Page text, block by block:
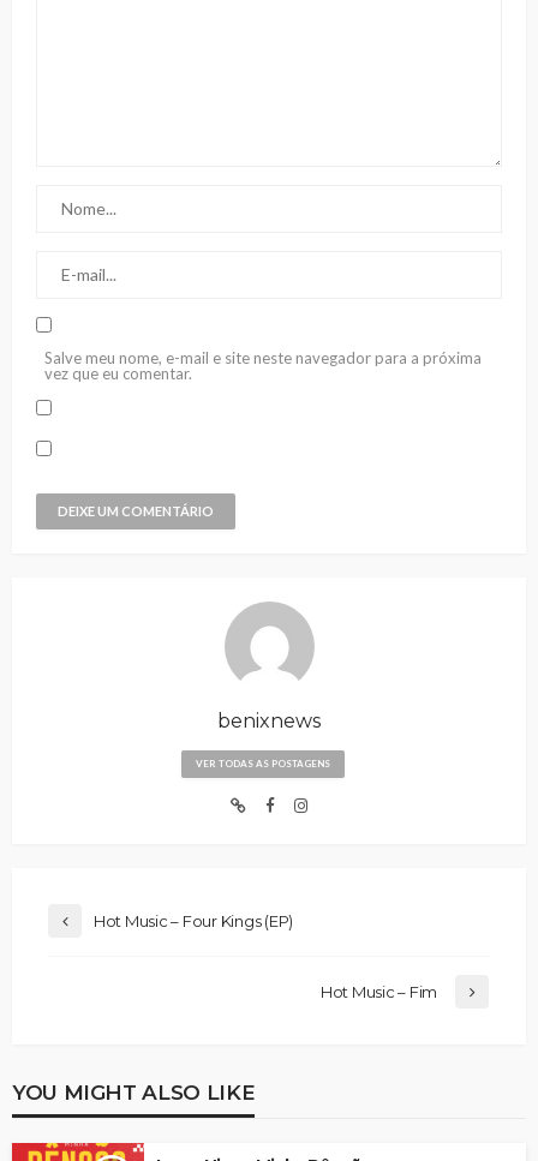
Salve meu nome, e-mail e site neste navegador para a próxima
vez que eu comentar.
benixnews
VER TODAS AS POSTAGENS
Hot Music – Four Kings (EP)
Hot Music – Fim
YOU MIGHT ALSO LIKE